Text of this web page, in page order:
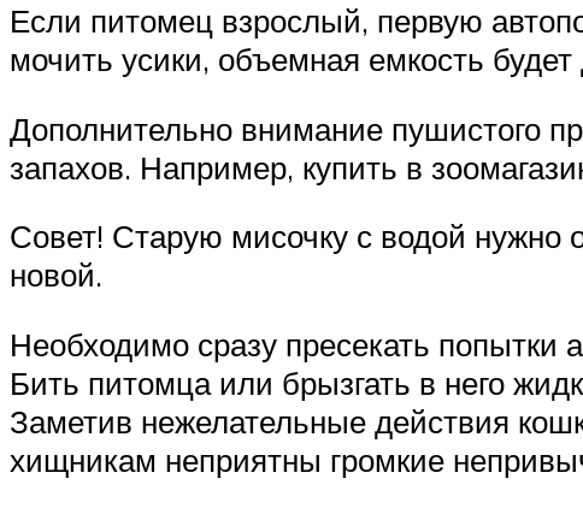
Если питомец взрослый, первую
мочить усики, объемная емкость
Дополнительно внимание пушистого
запахов. Например, купить в
Совет! Старую мисочку с водой нужно
новой.
Необходимо сразу пресекать попытки
Бить питомца или брызгать в него
Заметив нежелательные действия
хищникам неприятны громкие